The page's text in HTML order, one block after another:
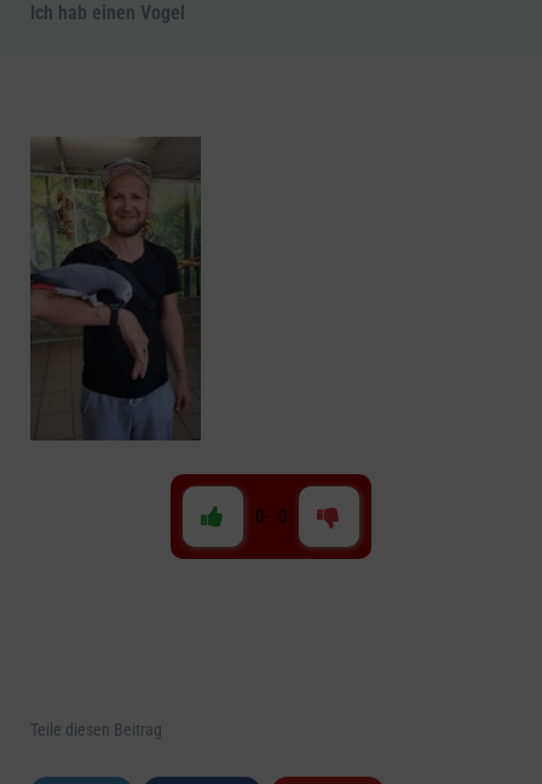
Ich hab einen Vogel
0 - 0
Teile diesen Beitrag